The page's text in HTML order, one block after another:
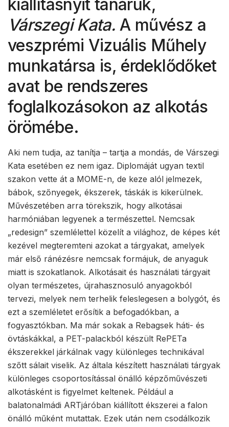
kiállításnyit tanáruk,
Várszegi Kata. A művész a
veszprémi Vizuális Műhely
munkatársa is, érdeklődőket
avat be rendszeres
foglalkozásokon az alkotás
örömébe.
Aki nem tudja, az tanítja – tartja a mondás, de Várszegi
Kata esetében ez nem igaz. Diplomáját ugyan textil
szakon vette át a MOME-n, de keze alól jelmezek,
bábok, szőnyegek, ékszerek, táskák is kikerülnek.
Művészetében arra törekszik, hogy alkotásai
harmóniában legyenek a természettel. Nemcsak
„redesign” szemlélettel közelít a világhoz, de képes két
kezével megteremteni azokat a tárgyakat, amelyek
már első ránézésre nemcsak formájuk, de anyaguk
miatt is szokatlanok. Alkotásait és használati tárgyait
olyan természetes, újrahasznosuló anyagokból
tervezi, melyek nem terhelik feleslegesen a bolygót, és
ezt a szemléletet erősítik a befogadókban, a
fogyasztókban. Ma már sokak a Rebagsek háti- és
övtáskákkal, a PET-palackból készült RePETa
ékszerekkel járkálnak vagy különleges technikával
szőtt sálait viselik. Az általa készített használati tárgyak
különleges csoportosítással önálló képzőművészeti
alkotásként is figyelmet keltenek. Például a
balatonalmádi ARTjáróban kiállított ékszerei a falon
önálló műként mutattak. Ezek után nem csodálkozik